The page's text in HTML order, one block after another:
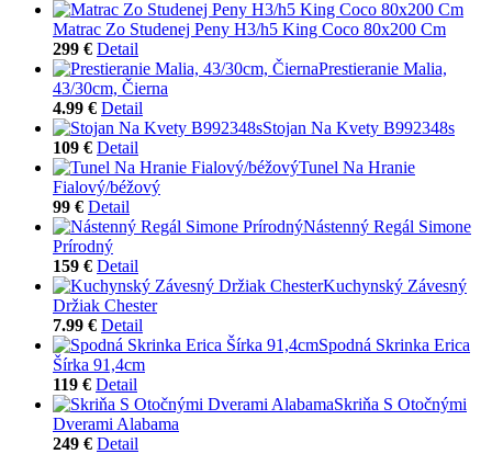
Matrac Zo Studenej Peny H3/h5 King Coco 80x200 Cm
299 € Detail
Prestieranie Malia,
43/30cm, Čierna
4.99 € Detail
Stojan Na Kvety B992348s
109 € Detail
Tunel Na Hranie
Fialový/béžový
99 € Detail
Nástenný Regál Simone
Prírodný
159 € Detail
Kuchynský Závesný
Držiak Chester
7.99 € Detail
Spodná Skrinka Erica
Šírka 91,4cm
119 € Detail
Skriňa S Otočnými
Dverami Alabama
249 € Detail